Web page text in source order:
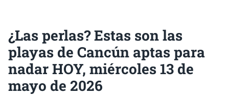
¿Las perlas? Estas son las
playas de Cancún aptas para
nadar HOY, miércoles 13 de
mayo de 2026